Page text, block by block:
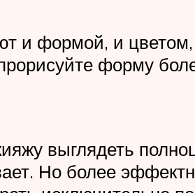
и формой, и
форму
выглядеть
Но более